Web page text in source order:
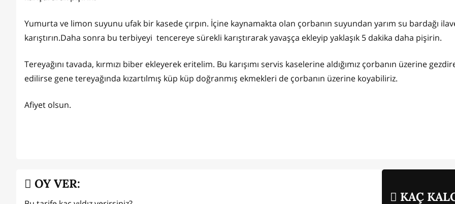
Yumurta ve limon suyunu ufak bir kasede çırpın. İçine kaynamakta olan çorbanın suyundan yarım su bardağı
karıştırın.Daha sonra bu terbiyeyi tencereye sürekli karıştırarak yavaşça ekleyip yaklaşık 5 dakika daha pişirin.
Tereyağını tavada, kırmızı biber ekleyerek eritelim. Bu karışımı servis kaselerine aldığımız çorbanın üzerine
edilirse gene tereyağında kızartılmış küp küp doğranmış ekmekleri de çorbanın üzerine koyabiliriz.
Afiyet olsun.
KAÇ
OY VER: